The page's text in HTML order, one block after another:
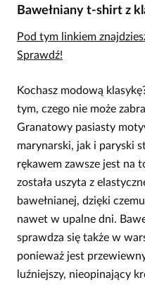
Bawełniany t-shirt z
Pod tym linkiem
Sprawdź!
Kochasz modową
tym, czego nie może
Granatowy pasiasty
marynarski, jak i paryski
rękawem zawsze jest na
została uszyta z
bawełnianej, dzięki
nawet w upalne dni.
sprawdza się także w
ponieważ jest
luźniejszy, nieopinający